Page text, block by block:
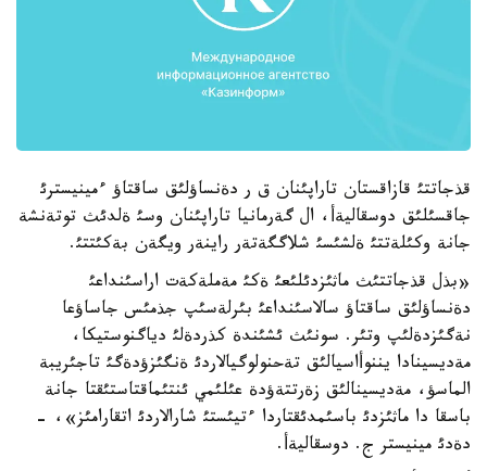
قذجاتتئ قازاقستان تاراپئنان ق ر دةنساؤلئق ساقتاؤ ءمينيسترئ
جاقسئلئق دوسقاليةأ، ال گةرمانيا تاراپئنان وسئ ةلدئث توتةنشة
جانة وكئلةتتئ ةلشئسئ شلاگگةتةر راينةر ويگةن بةكئتتئ.
«بذل قذجاتتئث ماثئزدئلئعئ ةكئ مةملةكةت اراسئنداعئ
دةنساؤلئق ساقتاؤ سالاسئنداعئ بئرلةسئپ جذمئس جاساؤعا
نةگئزدةلئپ وتئر. سونئث ئشئندة كذردةلئ دياگنوستيكا،
مةديسينادا يننوأاسيالئق تةحنولوگيالاردئ ةنگئزؤدةگئ تاجئريبة
الماسؤ، مةديسينالئق زةرتتةؤدة عئلئمي ئنتئماقتاستئقتا جانة
باسقا دا ماثئزدئ باسئمدئقتاردا ءتيئستئ شارالاردئ اتقارامئز»، -
دةدئ مينيستر ج. دوسقاليةأ.